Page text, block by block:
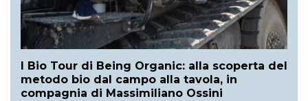
I Bio Tour di Being Organic: alla scoperta del
metodo bio dal campo alla tavola, in
compagnia di Massimiliano Ossini